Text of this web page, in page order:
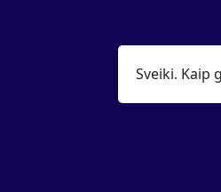
Sveiki. Kaip